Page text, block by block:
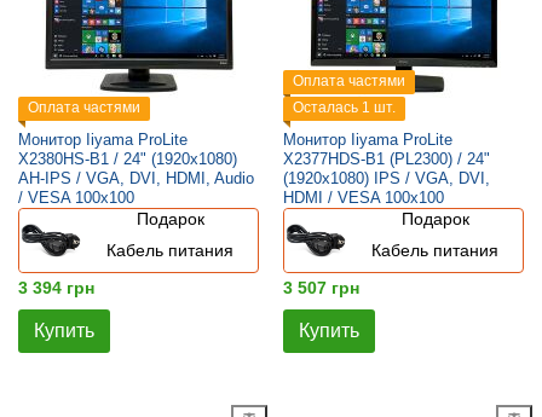
Оплата частями
Монитор Iiyama ProLite
X2380HS-B1 / 24" (1920x1080)
AH-IPS / VGA, DVI, HDMI, Audio
/ VESA 100x100
Подарок
Кабель питания
3 394 грн
Купить
Оплата частями
Осталась 1 шт.
Монитор Iiyama ProLite
X2377HDS-B1 (PL2300) / 24"
(1920x1080) IPS / VGA, DVI,
HDMI / VESA 100x100
Подарок
Кабель питания
3 507 грн
Купить